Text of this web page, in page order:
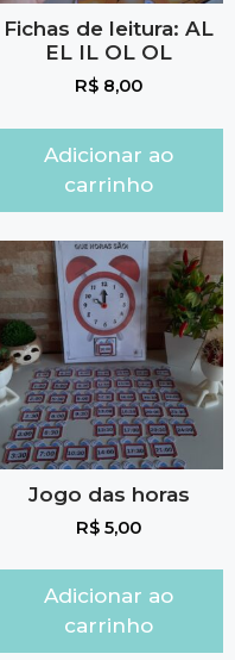
Fichas de leitura: AL
EL IL OL OL
R$ 8,00
Adicionar ao
carrinho
Jogo das horas
R$ 5,00
Adicionar ao
carrinho